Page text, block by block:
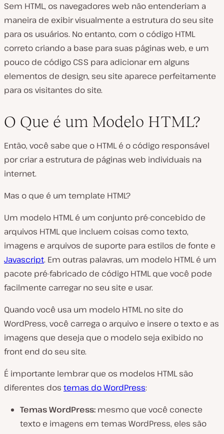
Sem HTML, os navegadores web não entenderiam a
maneira de exibir visualmente a estrutura do seu site
para os usuários. No entanto, com o código HTML
correto criando a base para suas páginas web, e um
pouco de código CSS para adicionar em alguns
elementos de design, seu site aparece perfeitamente
para os visitantes do site.
O Que é um Modelo HTML?
Então, você sabe que o HTML é o código responsável
por criar a estrutura de páginas web individuais na
internet.
Mas o que é um template HTML?
Um modelo HTML é um conjunto pré-concebido de
arquivos HTML que incluem coisas como texto,
imagens e arquivos de suporte para estilos de fonte e
Javascript. Em outras palavras, um modelo HTML é um
pacote pré-fabricado de código HTML que você pode
facilmente carregar no seu site e usar.
Quando você usa um modelo HTML no site do
WordPress, você carrega o arquivo e insere o texto e as
imagens que deseja que o modelo seja exibido no
front end do seu site.
É importante lembrar que os modelos HTML são
diferentes dos temas do WordPress:
Temas WordPress: mesmo que você conecte
texto e imagens em temas WordPress, eles são